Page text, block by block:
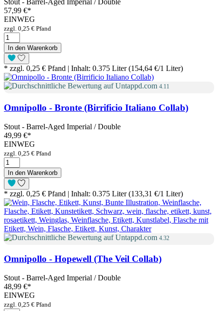
57,99 €*
EINWEG
zzgl. 0,25 € Pfand
In den Warenkorb
* zzgl. 0,25 € Pfand | Inhalt: 0.375 Liter (154,64 €/1 Liter)
4.11
Omnipollo - Bronte (Birrificio Italiano Collab)
Stout - Barrel-Aged Imperial / Double
49,99 €*
EINWEG
zzgl. 0,25 € Pfand
In den Warenkorb
* zzgl. 0,25 € Pfand | Inhalt: 0.375 Liter (133,31 €/1 Liter)
4.32
Omnipollo - Hopewell (The Veil Collab)
Stout - Barrel-Aged Imperial / Double
48,99 €*
EINWEG
zzgl. 0,25 € Pfand